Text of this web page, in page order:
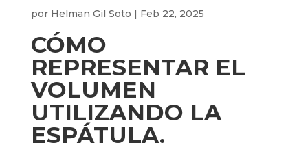
por Helman Gil Soto | Feb 22, 2025
CÓMO
REPRESENTAR EL
VOLUMEN
UTILIZANDO LA
ESPÁTULA.